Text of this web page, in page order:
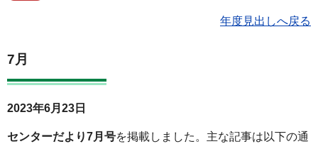
年度見出しへ戻る
7月
2023年6月23日
センターだより7月号を掲載しました。主な記事は以下の通